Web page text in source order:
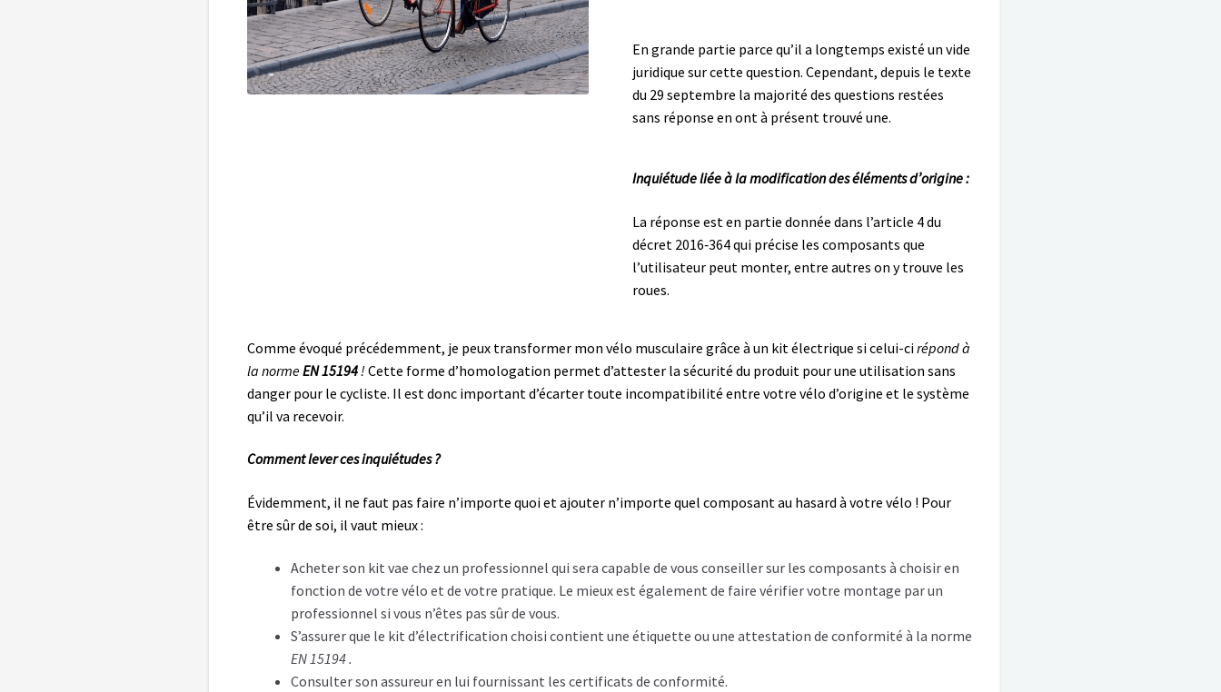
En grande partie parce qu’il a longtemps existé un vide
juridique sur cette question. Cependant, depuis le texte
du 29 septembre la majorité des questions restées
sans réponse en ont à présent trouvé une.
Inquiétudeliée à la modification des éléments d’origine:
La réponse est en partie donnée dans l’article 4 du
décret 2016‐364 qui précise les composants que
l’utilisateur peut monter, entre autres on y trouve les
roues.
Comme évoqué précédemment, je peux transformer mon vélo musculaire grâce à un kit électrique si celui-cirépond à
la normeEN 15194 ! Cette forme d’homologation permet d’attester la sécurité du produit pour une utilisation sans
danger pour le cycliste. Il est donc important d’écarter toute incompatibilité entre votre vélo d’origine et le système
qu’il va recevoir.
Comment lever ces inquiétudes ?
Évidemment, il ne faut pas faire n’importe quoi et ajouter n’importe quel composant au hasard à votre vélo ! Pour
être sûr de soi, il vaut mieux :
Acheter son kit vae chez un professionnel qui sera capable de vous conseiller sur les composants à choisir en
fonction de votre vélo et de votre pratique. Le mieux est également de faire vérifier votre montage par un
professionnel si vous n’êtes pas sûr de vous.
S’assurer que le kit d’électrification choisi contient une étiquette ou une attestation de conformité à la norme
EN 15194 .
Consulter son assureur en lui fournissant les certificats de conformité.